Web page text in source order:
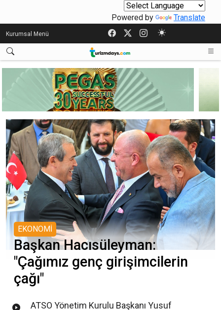
Powered by Translate
Kurumsal Menü
EKONOMİ
Başkan Hacısüleyman:
"Çağımız genç girişimcilerin
çağı"
ATSO Yönetim Kurulu Başkanı Yusuf